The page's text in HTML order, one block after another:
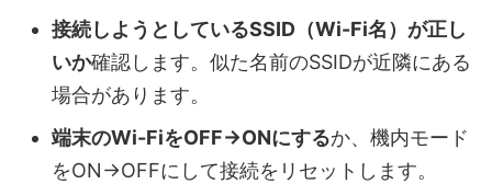
接続しようとしているSSID（Wi-Fi名）が正し
いか確認します。似た名前のSSIDが近隣にある
場合があります。
端末のWi-FiをOFF→ONにするか、機内モード
をON→OFFにして接続をリセットします。